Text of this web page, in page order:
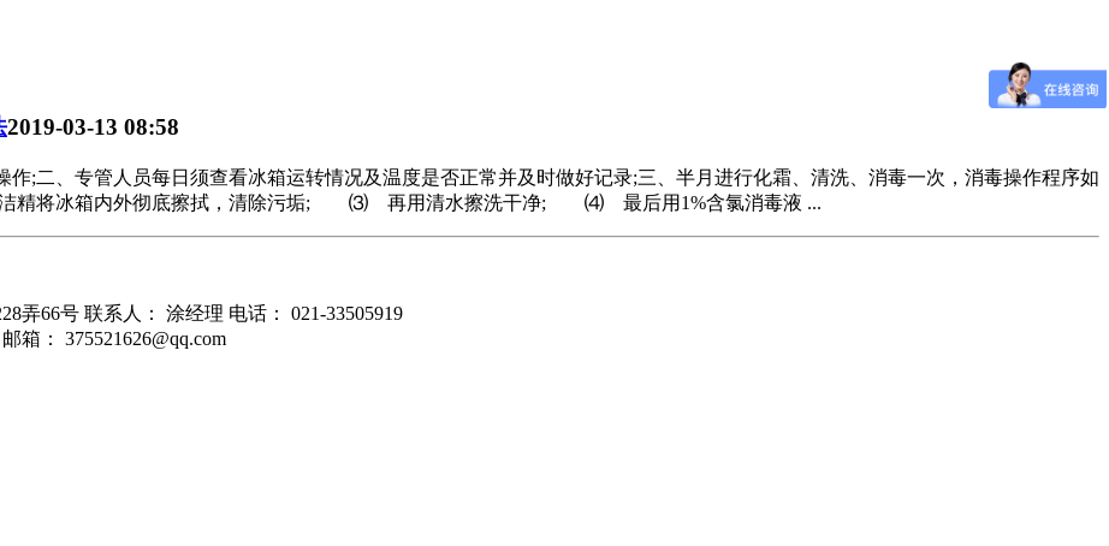
2019-03-13 08:58
作;二、专管人员每日须查看冰箱运转情况及温度是否正常并及时做好记录;三、半月进行化霜、清洗、消毒一次，消毒操作程序如
冰箱内外彻底擦拭，清除污垢; ⑶ 再用清水擦洗干净; ⑷ 最后用1%含氯消毒液 ...
弄66号 联系人： 涂经理 电话： 021-33505919
邮箱： 375521626@qq.com